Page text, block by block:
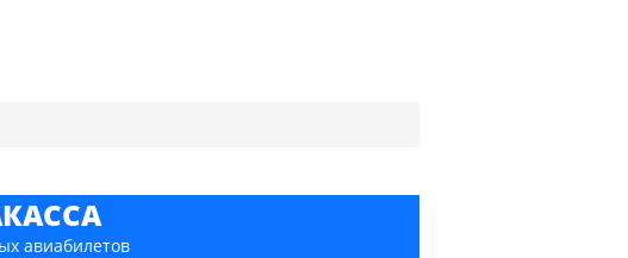
авиабилетов